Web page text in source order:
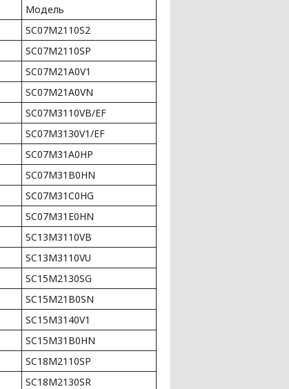
Модель
SC07M2110S2
SC07M2110SP
SC07M21A0V1
SC07M21A0VN
SC07M3110VB/EF
SC07M3130V1/EF
SC07M31A0HP
SC07M31B0HN
SC07M31C0HG
SC07M31E0HN
SC13M3110VB
SC13M3110VU
SC15M2130SG
SC15M21B0SN
SC15M3140V1
SC15M31B0HN
SC18M2110SP
SC18M2130SR